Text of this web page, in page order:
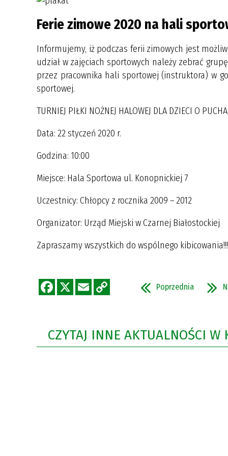
DOSTĘPNY SAMORZĄD - GRANTY
MIASTA CZARNA BIAŁOSTOCKA
ZDROWIE
ZARZĄDZANIE KRYZYSOWE
Ferie zimowe 2020 na hali
Informujemy, iż podczas ferii zimowych jest
udział w zajęciach sportowych należy zebrać
przez pracownika hali sportowej (instruktora) w
sportowej.
TURNIEJ PIŁKI NOŻNEJ HALOWEJ DLA DZIECI O
Data: 22 styczeń 2020 r.
Godzina: 10:00
Miejsce: Hala Sportowa ul. Konopnickiej 7
Uczestnicy: Chłopcy z rocznika 2009 – 2012
Organizator: Urząd Miejski w Czarnej Białostockiej
Zapraszamy wszystkich do wspólnego kibicowania!!!
Poprzednia
CZYTAJ INNE AKTUALNOŚCI